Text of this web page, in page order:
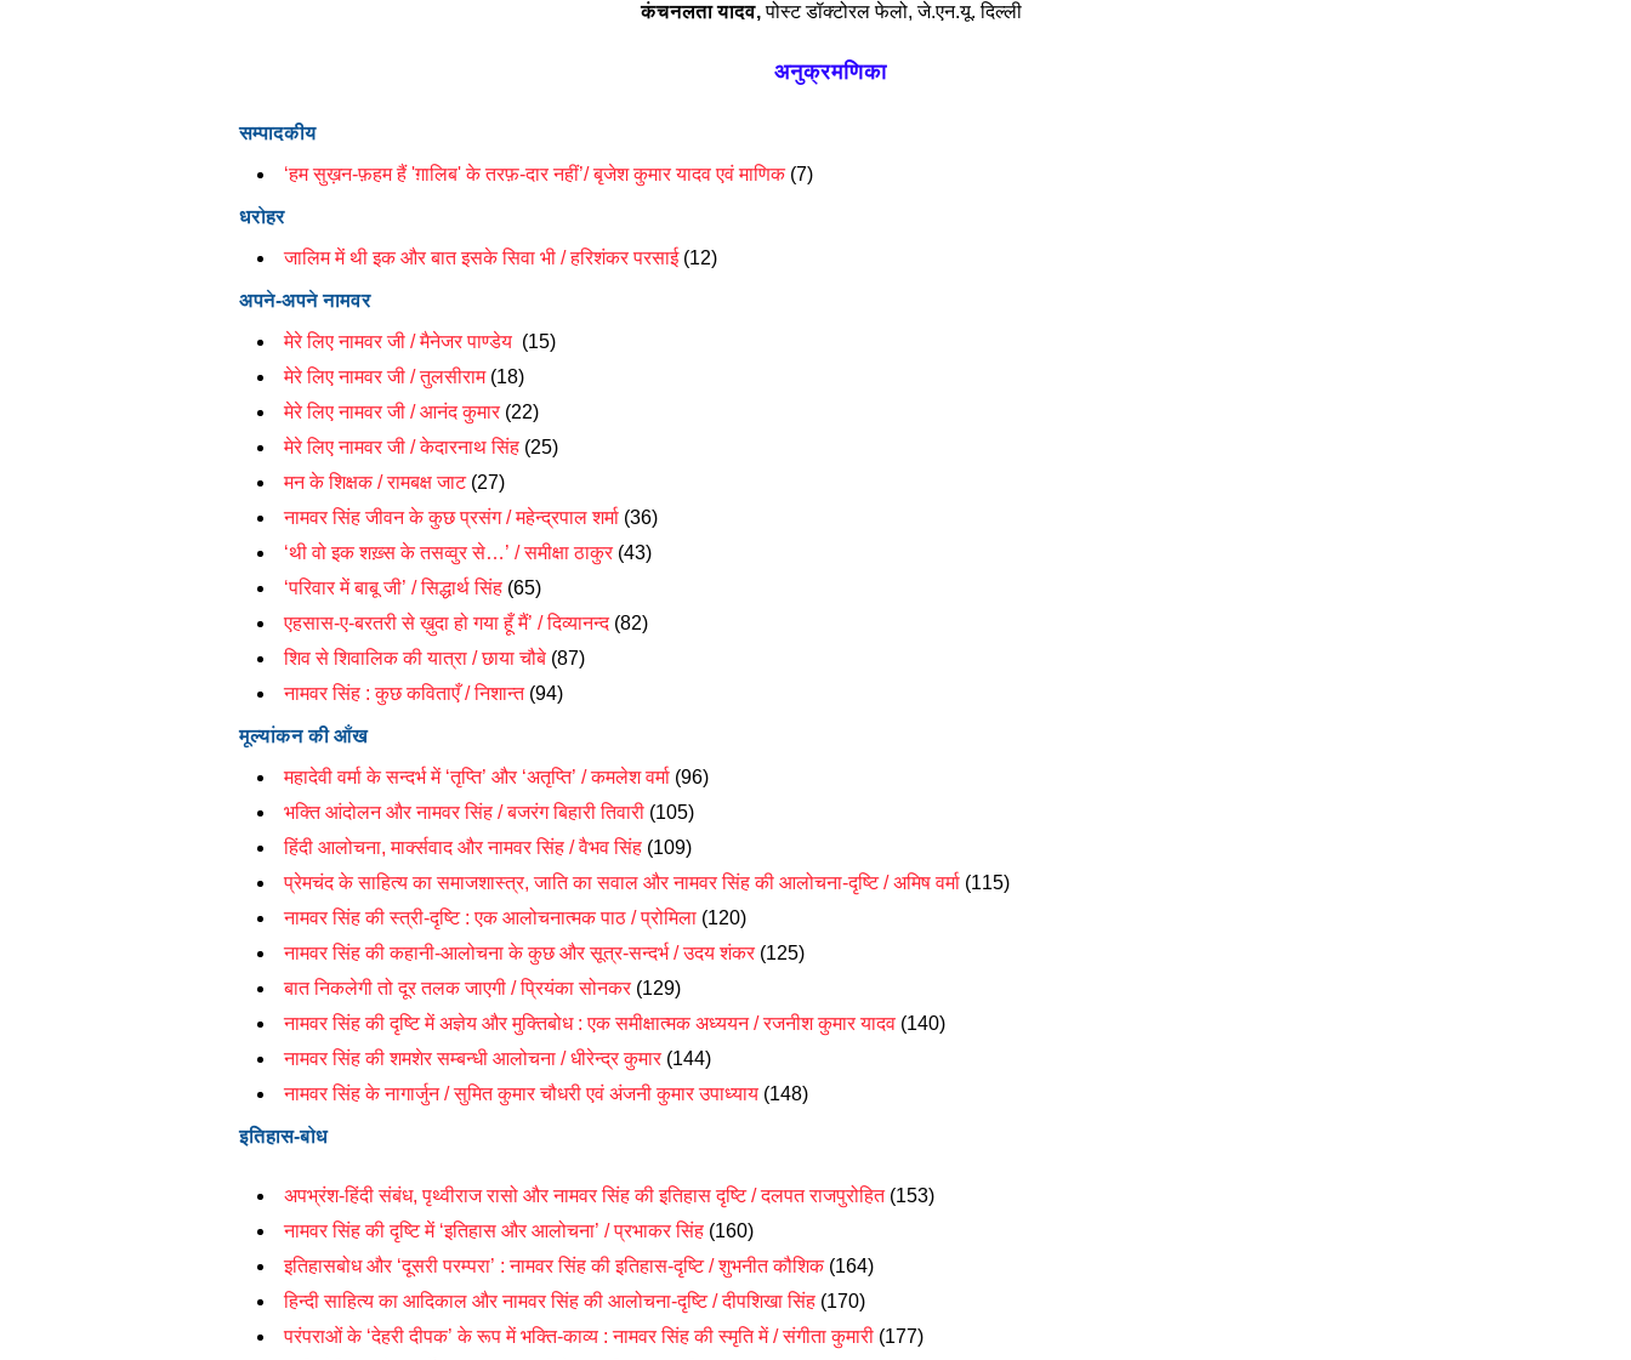
कंचनलता यादव,पोस्ट डॉक्टोरल फेलो, जे.एन.यू. दिल्ली
अनुक्रमणिका
सम्पादकीय
‘हम सुख़न-फ़हम हैं 'ग़ालिब' के तरफ़-दार नहीं’/ बृजेश कुमार यादव एवं माणिक(7)
धरोहर
जालिम में थी इक और बात इसके सिवा भी / हरिशंकर परसाई (12)
अपने-अपने नामवर
मेरे लिए नामवर जी / मैनेजर पाण्डेय (15)
मेरे लिए नामवर जी / तुलसीराम (18)
मेरे लिए नामवर जी / आनंद कुमार (22)
मेरे लिए नामवर जी / केदारनाथ सिंह (25)
मन के शिक्षक / रामबक्ष जाट (27)
नामवर सिंह जीवन के कुछ प्रसंग / महेन्द्रपाल शर्मा (36)
‘थी वो इक शख़्स के तसव्वुर से…’ / समीक्षा ठाकुर (43)
‘परिवार में बाबू जी’ / सिद्धार्थ सिंह (65)
एहसास-ए-बरतरी से ख़ुदा हो गया हूँ मैं’ /दिव्यानन्द (82)
शिव से शिवालिक की यात्रा /छाया चौबे (87)
नामवर सिंह : कुछ कविताएँ / निशान्त (94)
मूल्यांकन की आँख
महादेवी वर्मा के सन्दर्भ में ‘तृप्ति’ और ‘अतृप्ति’ / कमलेश वर्मा (96)
भक्ति आंदोलन और नामवर सिंह / बजरंग बिहारी तिवारी (105)
हिंदी आलोचना, मार्क्सवाद और नामवर सिंह / वैभव सिंह (109)
प्रेमचंद के साहित्य का समाजशास्त्र, जाति का सवाल और नामवर सिंह की आलोचना-दृष्टि / अमिष वर्मा (115)
नामवर सिंह की स्त्री-दृष्टि : एक आलोचनात्मक पाठ / प्रोमिला (120)
नामवर सिंह की कहानी-आलोचना के कुछ और सूत्र-सन्दर्भ / उदय शंकर (125)
बात निकलेगी तो दूर तलक जाएगी / प्रियंका सोनकर (129)
नामवर सिंह की दृष्टि में अज्ञेय और मुक्तिबोध : एक समीक्षात्मक अध्ययन / रजनीश कुमार यादव (140)
नामवर सिंह की शमशेर सम्बन्धी आलोचना / धीरेन्द्र कुमार (144)
नामवर सिंह के नागार्जुन / सुमित कुमार चौधरी एवं अंजनी कुमार उपाध्याय (148)
इतिहास-बोध
अपभ्रंश-हिंदी संबंध, पृथ्वीराज रासो और नामवर सिंह की इतिहास दृष्टि / दलपत राजपुरोहित (153)
नामवर सिंह की दृष्टि में ‘इतिहास और आलोचना’ / प्रभाकर सिंह (160)
इतिहासबोध और ‘दूसरी परम्परा’ : नामवर सिंह की इतिहास-दृष्टि / शुभनीत कौशिक (164)
हिन्दी साहित्य का आदिकाल और नामवर सिंह की आलोचना-दृष्टि / दीपशिखा सिंह (170)
परंपराओं के ‘देहरी दीपक’ के रूप में भक्ति-काव्य : नामवर सिंह की स्मृति में / संगीता कुमारी (177)